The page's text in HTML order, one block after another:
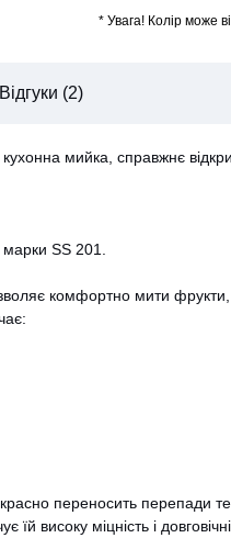
*Увага! Колір може
Відгуки (2)
мийка, справжнє
SS 201.
комфортно мити фрукти,
переносить перепади
високу міцність і